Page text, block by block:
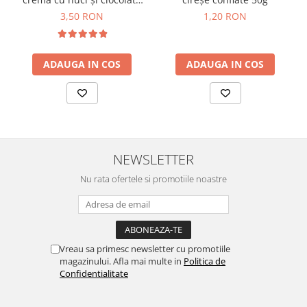
80g
3,50 RON
ADAUGA IN COS
1,20 RON
ADAUGA IN COS
NEWSLETTER
Nu rata ofertele si promotiile noastre
Vreau sa primesc newsletter cu promotiile
magazinului. Afla mai multe in Politica de
Confidentialitate